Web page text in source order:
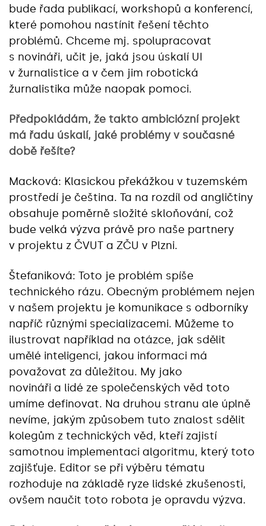
bude řada publikací, workshopů a konferencí,
které pomohou nastínit řešení těchto
problémů. Chceme mj. spolupracovat
s novináři, učit je, jaká jsou úskalí UI
v žurnalistice a v čem jim robotická
žurnalistika může naopak pomoci.
Předpokládám, že takto ambiciózní projekt
má řadu úskalí, jaké problémy v současné
době řešíte?
Macková: Klasickou překážkou v tuzemském
prostředí je čeština. Ta na rozdíl od angličtiny
obsahuje poměrně složité skloňování, což
bude velká výzva právě pro naše partnery
v projektu z ČVUT a ZČU v Plzni.
Štefaniková: Toto je problém spíše
technického rázu. Obecným problémem nejen
v našem projektu je komunikace s odborníky
napříč různými specializacemi. Můžeme to
ilustrovat například na otázce, jak sdělit
umělé inteligenci, jakou informaci má
považovat za důležitou. My jako
novináři a lidé ze společenských věd toto
umíme definovat. Na druhou stranu ale úplně
nevíme, jakým způsobem tuto znalost sdělit
kolegům z technických věd, kteří zajistí
samotnou implementaci algoritmu, který toto
zajišťuje. Editor se při výběru tématu
rozhoduje na základě ryze lidské zkušenosti,
ovšem naučit toto robota je opravdu výzva.